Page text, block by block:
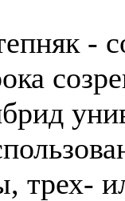
-
трех-